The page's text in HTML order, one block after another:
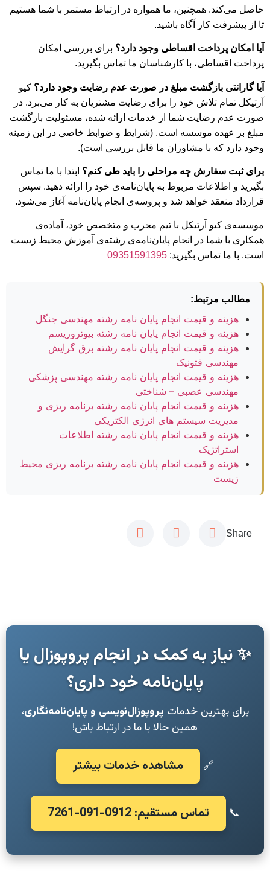
حاصل می‌کند. همچنین، ما همواره در ارتباط مستمر با شما هستیم
تا از پیشرفت کار آگاه باشید.
آیا امکان پرداخت اقساطی وجود دارد؟ برای بررسی امکان
پرداخت اقساطی، با کارشناسان ما تماس بگیرید.
آیا گارانتی بازگشت مبلغ در صورت عدم رضایت وجود دارد؟ کیو
آرتیکل تمام تلاش خود را برای رضایت مشتریان به کار می‌برد. در
صورت عدم رضایت شما از خدمات ارائه شده، مسئولیت بازگشت
مبلغ بر عهده موسسه است. (شرایط و ضوابط خاصی در این زمینه
وجود دارد که با مشاوران ما قابل بررسی است).
برای ثبت سفارش چه مراحلی را باید طی کنم؟ ابتدا با ما تماس
بگیرید و اطلاعات مربوط به پایان‌نامه‌ی خود را ارائه دهید. سپس
قرارداد منعقد خواهد شد و پروسه‌ی انجام پایان‌نامه آغاز می‌شود.
موسسه‌ی کیو آرتیکل با تیم مجرب و متخصص خود، آماده‌ی
همکاری با شما در انجام پایان‌نامه‌ی رشته‌ی آموزش محیط زیست
است. با ما تماس بگیرید: 09351591395
مطالب مرتبط:
هزینه و قیمت انجام پایان نامه رشته مهندسی جنگل
هزینه و قیمت انجام پایان نامه رشته بیوتروریسم
هزینه و قیمت انجام پایان نامه رشته برق گرایش
مهندسی فتونیک
هزینه و قیمت انجام پایان نامه رشته مهندسی پزشکی
مهندسی عصبی – شناختی
هزینه و قیمت انجام پایان نامه رشته برنامه ریزی و
مدیریت سیستم های انرژی الکتریکی
هزینه و قیمت انجام پایان نامه رشته اطلاعات
استراتژیک
هزینه و قیمت انجام پایان نامه رشته برنامه ریزی محیط
زیست
Share
✨ نیاز به کمک در انجام پروپوزال یا
پایان‌نامه خود داری؟
برای بهترین خدمات پروپوزال‌نویسی و پایان‌نامه‌نگاری،
همین حالا با ما در ارتباط باش!
🔗 مشاهده خدمات بیشتر
📞 تماس مستقیم: 0912-091-7261